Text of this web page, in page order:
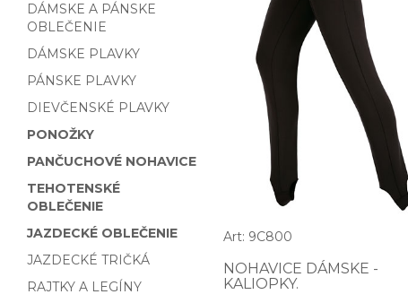
DÁMSKE A PÁNSKE
OBLEČENIE
DÁMSKE PLAVKY
PÁNSKE PLAVKY
DIEVČENSKÉ PLAVKY
PONOŽKY
PANČUCHOVÉ NOHAVICE
TEHOTENSKÉ
OBLEČENIE
JAZDECKÉ OBLEČENIE
JAZDECKÉ TRIČKÁ
RAJTKY A LEGÍNY
Art: 9C800
NOHAVICE DÁMSKE -
KALIOPKY.